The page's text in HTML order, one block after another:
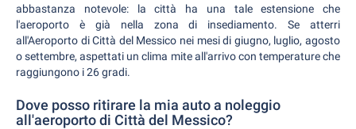
abbastanza notevole: la città ha una tale estensione che
l'aeroporto è già nella zona di insediamento. Se atterri
all'Aeroporto di Città del Messico nei mesi di giugno, luglio, agosto
o settembre, aspettati un clima mite all'arrivo con temperature che
raggiungono i 26 gradi.
Dove posso ritirare la mia auto a noleggio
all'aeroporto di Città del Messico?